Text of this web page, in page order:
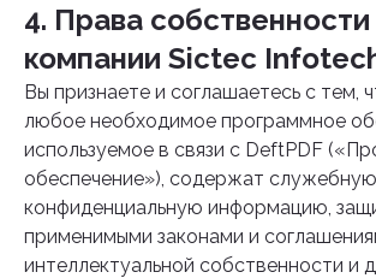
4. Права
компании Sictec
Вы признаете и соглашаетесь с тем,
любое необходимое программное
используемое в связи с DeftPDF
обеспечение»), содержат
конфиденциальную информацию,
применимыми законами и
интеллектуальной собственности и